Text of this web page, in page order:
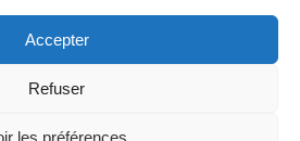
Accepter
Refuser
les préférences
inc.